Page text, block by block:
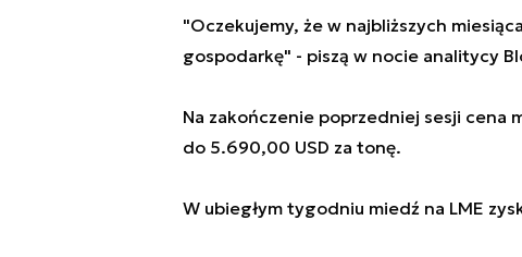
"Oczekujemy, że w najbliższych
gospodarkę" - piszą w nocie analitycy
Na zakończenie poprzedniej sesji cena
do 5.690,00 USD za tonę.
W ubiegłym tygodniu miedź na LME